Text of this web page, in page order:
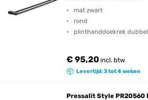
mat zwart
rond
plinthanddoekrek dubbel
€ 95,20 incl. btw
Levertijd: 3 tot 4 weken
Pressalit Style PR20560